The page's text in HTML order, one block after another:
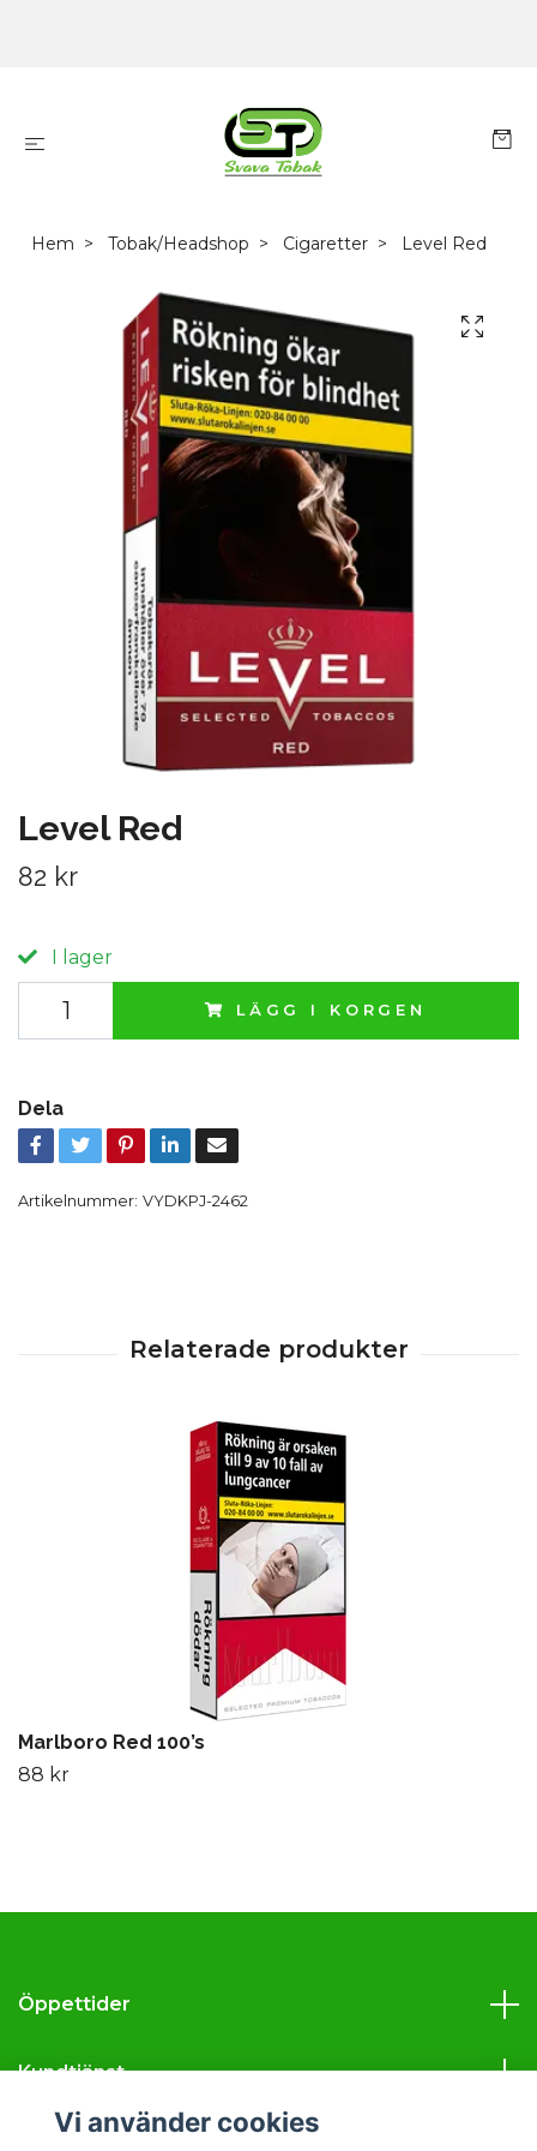
Hem Tobak/Headshop Cigaretter Level Red
Level Red
82 kr
I lager
LÄGG I KORGEN
Dela
Artikelnummer: VYDKPJ-2462
Marlboro Red 100’s
88 kr
Öppettider
Kundtjänst
Läs mer
Vi använder cookies